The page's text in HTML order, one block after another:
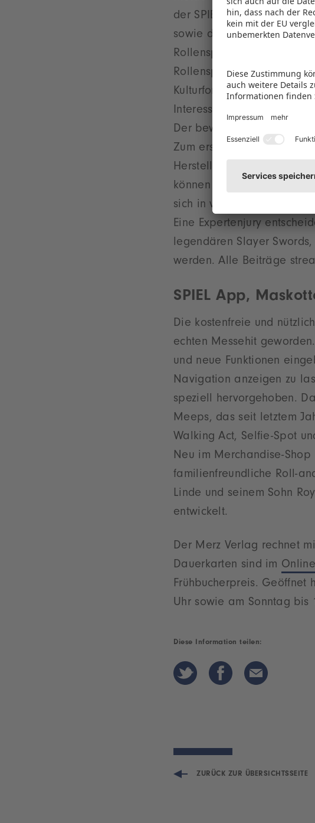
der SPIEL Essen ist –, die
sowie der Spieleverlag
Rollenspiel verschmolzen.
Rollenspielrunden zeigen
Kulturformen
Interessierten das Thema
Der bewährte
Zum ersten Mal findet
Herstellers Games
können ihre bemalten
sich in verschiedenen
Eine Expertenjury
legendären Slayer
werden. Alle Beiträge
SPIEL App,
Die kostenfreie und
echten Messehit
und neue Funktionen
Navigation anzeigen zu
speziell hervorgehoben.
Meeps, das seit letztem
Walking Act, Selfie-Spot
Neu im Merchandise-Shop
familienfreundliche Roll-
Linde und seinem Sohn
entwickelt.
Der Merz Verlag rechnet
Dauerkarten sind im
Frühbucherpreis. Geöffnet
Uhr sowie am Sonntag bis
Diese Information teilen:
ZURÜCK ZUR ÜBERSICHTSSEITE